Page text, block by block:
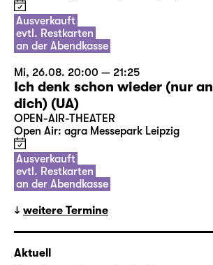
Ausverkauft
evtl. Restkarten
an der Abendkasse
Mi, 26.08. 20:00 — 21:25
Ich denk schon wieder (nur an
dich) (UA)
OPEN-AIR-THEATER
Open Air: agra Messepark Leipzig
Ausverkauft
evtl. Restkarten
an der Abendkasse
weitere Termine
Aktuell